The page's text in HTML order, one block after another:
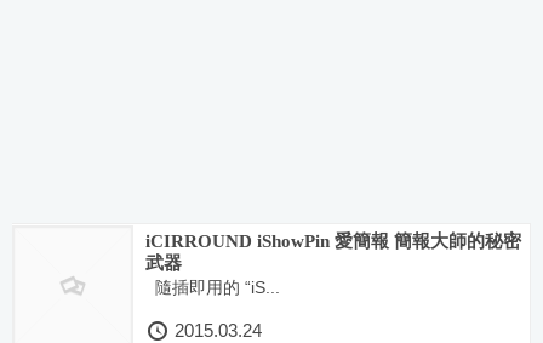
iCIRROUND iShowPin 愛簡報 簡報大師的秘密
武器
隨插即用的 “iS...
2015.03.24